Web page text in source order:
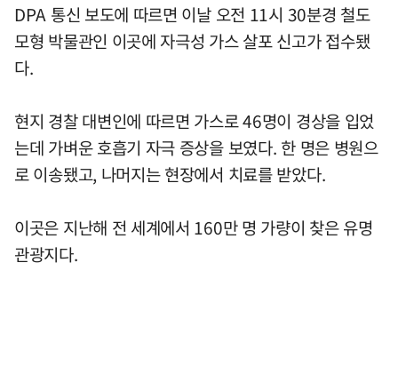
DPA 통신 보도에 따르면 이날 오전 11시 30분경 철도
모형 박물관인 이곳에 자극성 가스 살포 신고가 접수됐
다.
현지 경찰 대변인에 따르면 가스로 46명이 경상을 입었
는데 가벼운 호흡기 자극 증상을 보였다. 한 명은 병원으
로 이송됐고, 나머지는 현장에서 치료를 받았다.
이곳은 지난해 전 세계에서 160만 명 가량이 찾은 유명
관광지다.